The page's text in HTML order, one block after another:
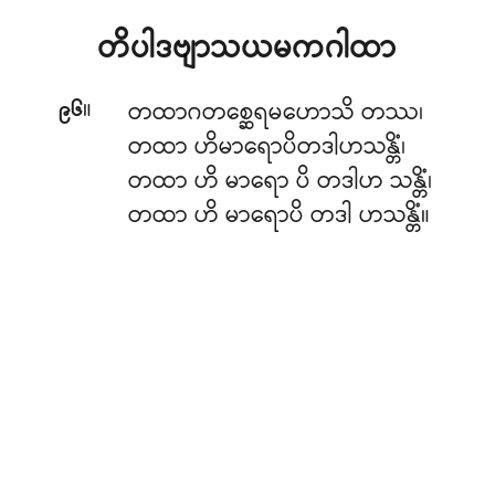
တိပါဒဗျာသယမကဂါထာ
၉၆။
တထာဂတစ္ဆေရမဟောသိ တဿ၊
တထာ ဟိမာရောပိတဒါဟသန္တိံ၊
တထာ ဟိ မာရော ပိ တဒါဟ သန္တိံ၊
တထာ ဟိ မာရောပိ တဒါ ဟသန္တိံ။